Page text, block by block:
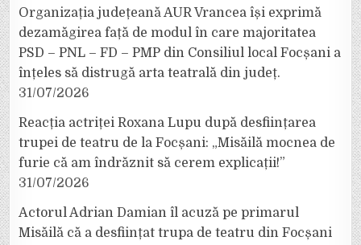
Organizația județeană AUR Vrancea își exprimă
dezamăgirea față de modul în care majoritatea
PSD – PNL – FD – PMP din Consiliul local Focșani a
înțeles să distrugă arta teatrală din județ.
31/07/2026
Reacția actriței Roxana Lupu după desființarea
trupei de teatru de la Focșani: „Misăilă mocnea de
furie că am îndrăznit să cerem explicații!”
31/07/2026
Actorul Adrian Damian îl acuză pe primarul
Misăilă că a desființat trupa de teatru din Focșani